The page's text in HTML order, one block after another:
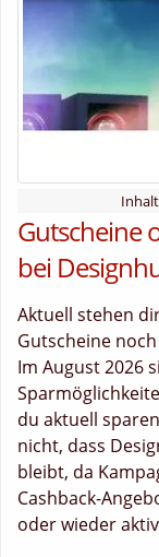
Gutscheine
bei
Aktuell stehen
Gutscheine
Im August 2026
du aktuell
nicht, dass
bleibt, da
Cashback-
oder wieder